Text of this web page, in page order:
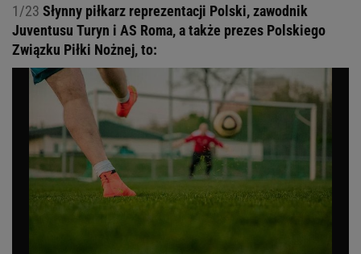
1/23 Słynny piłkarz reprezentacji Polski, zawodnik
Juventusu Turyn i AS Roma, a także prezes Polskiego
Związku Piłki Nożnej, to: